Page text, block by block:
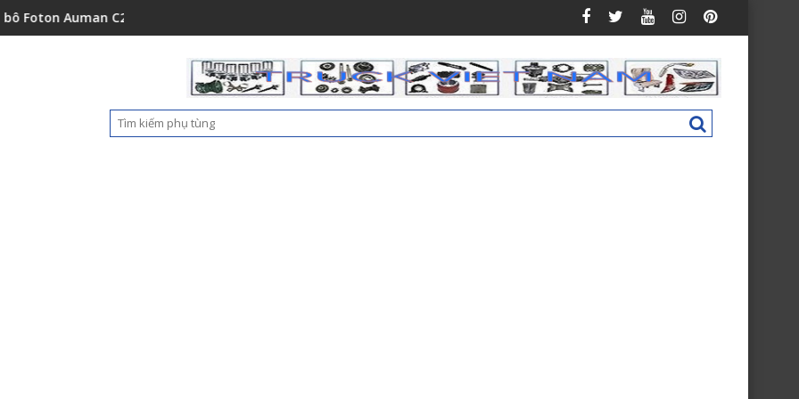
C2400A C1500 1112235684110 Nắp hộp cốp phụ táp lô Foton Ollin 500 New